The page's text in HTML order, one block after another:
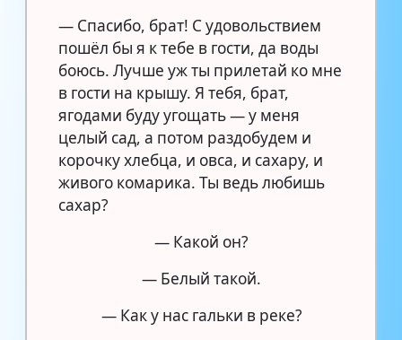
— Спасибо, брат! С удовольствием
пошёл бы я к тебе в гости, да воды
боюсь. Лучше уж ты прилетай ко мне
в гости на крышу. Я тебя, брат,
ягодами буду угощать — у меня
целый сад, а потом раздобудем и
корочку хлебца, и овса, и сахару, и
живого комарика. Ты ведь любишь
сахар?
— Какой он?
— Белый такой.
— Как у нас гальки в реке?